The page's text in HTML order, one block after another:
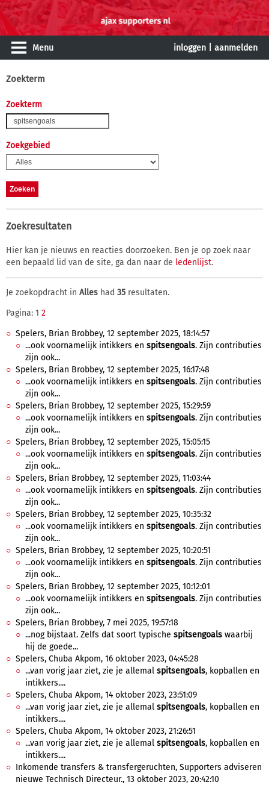
Menu inloggen aanmelden
Zoekterm
Zoekterm
Zoekgebied
Zoekresultaten
Hier kan je nieuws en reacties doorzoeken. Ben je op zoek naar
een bepaald lid van de site, ga dan naar de ledenlijst.
Je zoekopdracht in Alles had 35 resultaten.
Pagina: 1 2
Spelers, Brian Brobbey, 12 september 2025, 18:14:57
...ook voornamelijk intikkers en spitsengoals. Zijn contributies
zijn ook...
Spelers, Brian Brobbey, 12 september 2025, 16:17:48
...ook voornamelijk intikkers en spitsengoals. Zijn contributies
zijn ook...
Spelers, Brian Brobbey, 12 september 2025, 15:29:59
...ook voornamelijk intikkers en spitsengoals. Zijn contributies
zijn ook...
Spelers, Brian Brobbey, 12 september 2025, 15:05:15
...ook voornamelijk intikkers en spitsengoals. Zijn contributies
zijn ook...
Spelers, Brian Brobbey, 12 september 2025, 11:03:44
...ook voornamelijk intikkers en spitsengoals. Zijn contributies
zijn ook...
Spelers, Brian Brobbey, 12 september 2025, 10:35:32
...ook voornamelijk intikkers en spitsengoals. Zijn contributies
zijn ook...
Spelers, Brian Brobbey, 12 september 2025, 10:20:51
...ook voornamelijk intikkers en spitsengoals. Zijn contributies
zijn ook...
Spelers, Brian Brobbey, 12 september 2025, 10:12:01
...ook voornamelijk intikkers en spitsengoals. Zijn contributies
zijn ook...
Spelers, Brian Brobbey, 7 mei 2025, 19:57:18
...nog bijstaat. Zelfs dat soort typische spitsengoals waarbij
hij de goede...
Spelers, Chuba Akpom, 16 oktober 2023, 04:45:28
...van vorig jaar ziet, zie je allemal spitsengoals, kopballen en
intikkers....
Spelers, Chuba Akpom, 14 oktober 2023, 23:51:09
...van vorig jaar ziet, zie je allemal spitsengoals, kopballen en
intikkers....
Spelers, Chuba Akpom, 14 oktober 2023, 21:26:51
...van vorig jaar ziet, zie je allemal spitsengoals, kopballen en
intikkers....
Inkomende transfers & transfergeruchten, Supporters adviseren
nieuwe Technisch Directeur., 13 oktober 2023, 20:42:10